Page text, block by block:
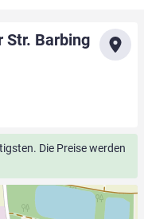
Str. Barbing
Die Preise werden